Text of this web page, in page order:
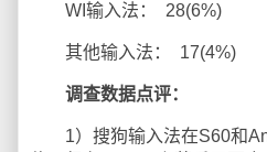
WI输入法： 28(6%)
其他输入法： 17(4%)
调查数据点评：
1）搜狗输入法在S60和